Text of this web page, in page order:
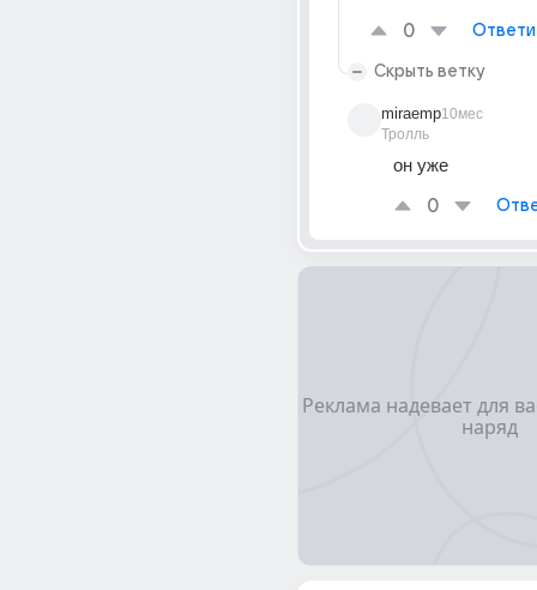
0
Скрыть ветку
miraemp
Тролль
10мес
он уже
0